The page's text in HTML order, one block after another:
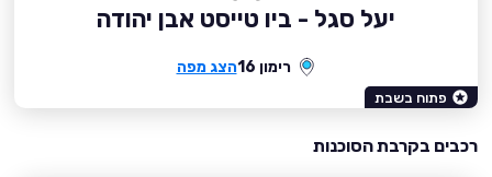
יעל סגל - ביו טייסט אבן יהודה
רימון 16 הצג מפה
פתוח בשבת
רכבים בקרבת הסוכנות